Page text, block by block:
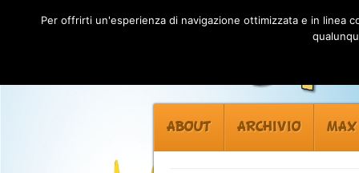
ABOUT ARCHIVIO MAX
Per offrirti un'esperienza di navigazione ottimizzata e in linea